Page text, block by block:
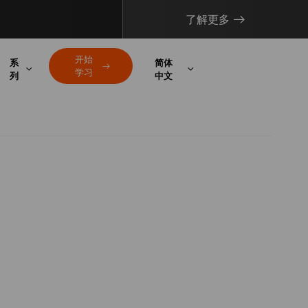
了解更多
系
列
开始
学习
简体
中文